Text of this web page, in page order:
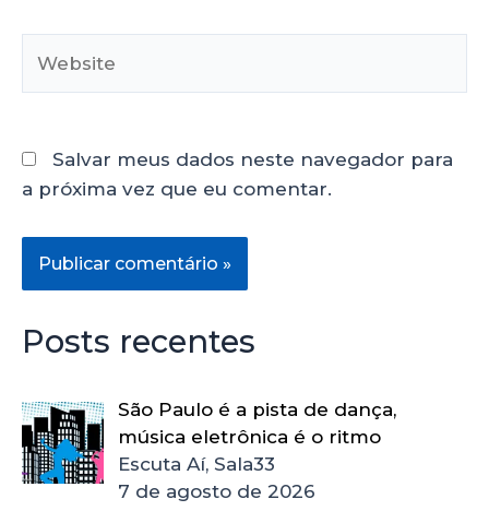
Salvar meus dados neste navegador para
a próxima vez que eu comentar.
Posts recentes
São Paulo é a pista de dança,
música eletrônica é o ritmo
Escuta Aí, Sala33
7 de agosto de 2026